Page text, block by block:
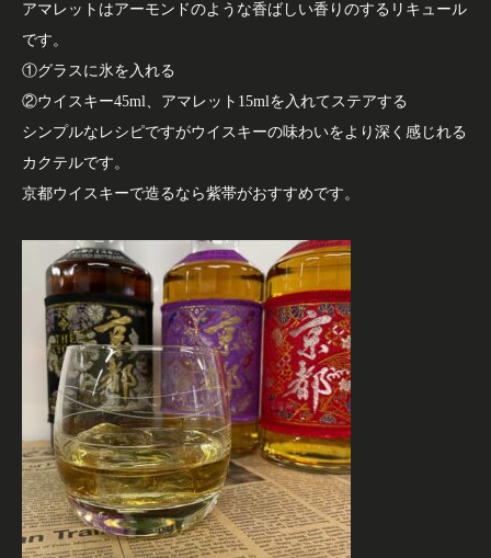
アマレットはアーモンドのような香ばしい香りのするリキュール
です。
①グラスに氷を入れる
②ウイスキー45ml、アマレット15mlを入れてステアする
シンプルなレシピですがウイスキーの味わいをより深く感じれる
カクテルです。
京都ウイスキーで造るなら紫帯がおすすめです。